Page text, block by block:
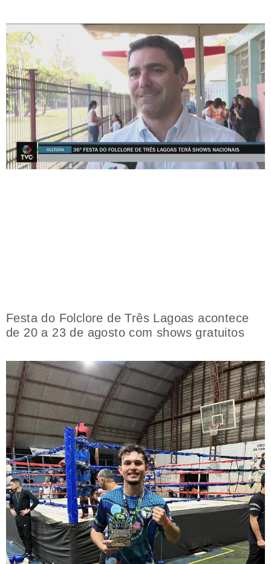
Festa do Folclore de Três Lagoas acontece
de 20 a 23 de agosto com shows gratuitos